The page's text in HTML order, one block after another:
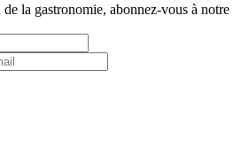
la gastronomie, abonnez-vous à notre